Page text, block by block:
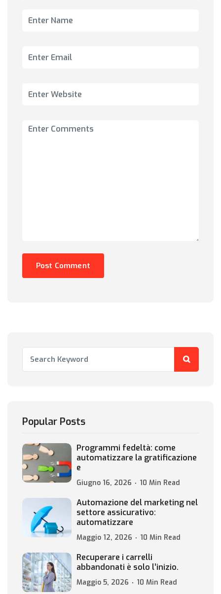
Popular Posts
Programmi fedeltà: come
automatizzare la gratificazione
e
Giugno 16, 2026 10 Min Read
Automazione del marketing nel
settore assicurativo:
automatizzare
Maggio 12, 2026 10 Min Read
Recuperare i carrelli
abbandonati è solo l’inizio.
Maggio 5, 2026 10 Min Read